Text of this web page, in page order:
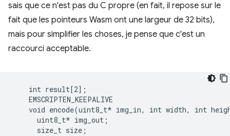
sais que ce n'est pas du C propre (en fait, il repose sur le
fait que les pointeurs Wasm ont une largeur de 32 bits),
mais pour simplifier les choses, je pense que c'est un
raccourci acceptable.
    int result[2];
    EMSCRIPTEN_KEEPALIVE
void encode(uint8_t* img_in, int width, int
      uint8_t* img_out;
      size_t size;